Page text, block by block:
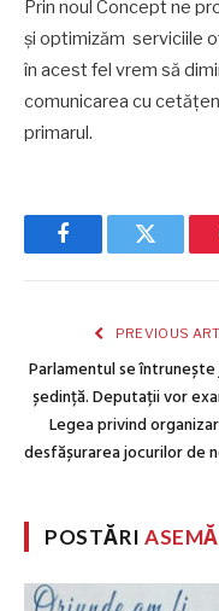
Prin noul Concept ne
şi optimizăm serviciile
în acest fel vrem să
comunicarea cu
primarul.
FacebookTwitter
PREVIOUS
Parlamentul se întrunește
ședință. Deputații vor
Legea privind
desfășurarea jocurilor de
POSTĂRI